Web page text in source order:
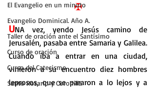
El Evangelio en un minuto
Evangelio Dominical. Año A.
Taller de oración ante el Santísimo
Curso de oración
Curso del Catecismo
Santo Rosario y Coronilla
✠
UNA vez, yendo Jesús camino de
Jerusalén, pasaba entre Samaria y Galilea.
Cuando iba a entrar en una ciudad,
vinieron a su encuentro diez hombres
leprosos, que se pararon a lo lejos y a